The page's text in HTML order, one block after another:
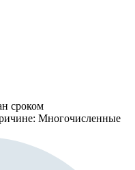
сроком
Многочисленные